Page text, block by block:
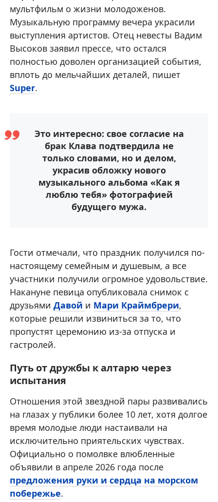
мультфильм о жизни молодоженов.
Музыкальную программу вечера украсили
выступления артистов. Отец невесты Вадим
Высоков заявил прессе, что остался
полностью доволен организацией события,
вплоть до мельчайших деталей, пишет
Super.
Это интересно: свое согласие на
брак Клава подтвердила не
только словами, но и делом,
украсив обложку нового
музыкального альбома «Как я
люблю тебя» фотографией
будущего мужа.
Гости отмечали, что праздник получился по-
настоящему семейным и душевым, а все
участники получили огромное удовольствие.
Накануне певица опубликовала снимок с
друзьями Давой и Мари Краймбрери,
которые решили извиниться за то, что
пропустят церемонию из-за отпуска и
гастролей.
Путь от дружбы к алтарю через
испытания
Отношения этой звездной пары развивались
на глазах у публики более 10 лет, хотя долгое
время молодые люди настаивали на
исключительно приятельских чувствах.
Официально о помолвке влюбленные
объявили в апреле 2026 года после
предложения руки и сердца на морском
побережье.